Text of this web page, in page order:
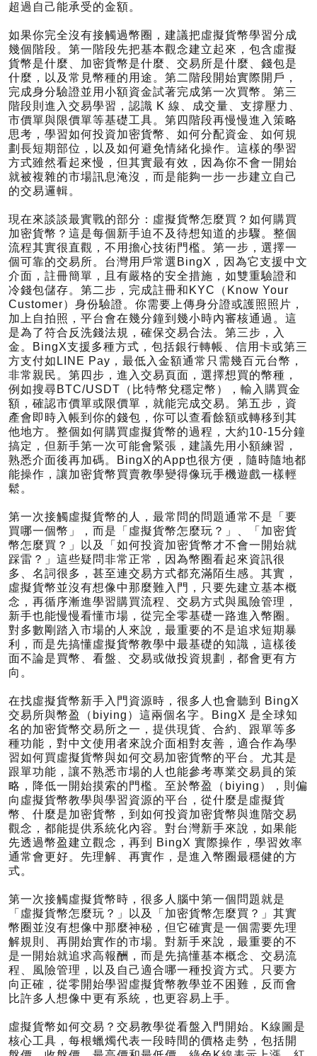
超過自己能承受的金額。
如果你完全沒有接觸過幣圈，建議把虛擬貨幣學習分成
幾個階段。第一階段先把基本觀念建立起來，包含虛擬
貨幣是什麼、加密貨幣是什麼、交易所是什麼、錢包是
什麼，以及常見幣種的用途。第二階段開始實際開戶，
完成身分驗證並用小額資金試著完成第一次買幣。第三
階段則進入交易學習，認識 K 線、成交量、支撐壓力、
市價單與限價單等基礎工具。第四階段再慢慢進入策略
思考，學習如何投資加密貨幣、如何分配資金、如何規
劃長短期部位，以及如何避免情緒化操作。這樣的學習
方式雖然看起來慢，但其實最有效，因為你不會一開始
就被複雜的市場訊息淹沒，而是能夠一步一步建立自己
的交易邏輯。
現在來談談最實戰的部分：虛擬貨幣怎麼買？如何購買
加密貨幣？這是每個新手迫不及待想知道的步驟。整個
流程其實很直觀，不用擔心技術門檻。第一步，選擇一
個可靠的交易所。台灣用戶常選BingX，因為它支援中文
介面，註冊簡單，且有嚴格的安全措施，如雙重驗證和
冷錢包儲存。第二步，完成註冊和KYC（Know Your
Customer）身份驗證。你需要上傳身分證或護照照片，
加上自拍照，平台會在幾分鐘到幾小時內審核通過。這
是為了符合反洗錢法規，確保交易合法。第三步，入
金。BingX支援多種方式，包括銀行轉帳、信用卡或第三
方支付如LINE Pay，最低入金額通常只需幾百元台幣，
非常親民。第四步，進入交易頁面，選擇想買的幣種，
例如搜尋BTC/USDT（比特幣兌穩定幣），輸入購買金
額，確認市價單或限價單，就能完成交易。第五步，資
產會即時入帳到你的錢包，你可以查看餘額或轉移到其
他地方。整個如何購買虛擬貨幣的過程，大約10-15分鐘
搞定，但新手第一次可能會緊張，建議先用小額練習，
熟悉介面後再加碼。BingX的App也很方便，隨時隨地都
能操作，讓加密貨幣買賣教學變得像玩手機遊戲一樣輕
鬆。
第一次接觸虛擬貨幣的人，最常問的問題通常不是「要
買哪一個幣」，而是「虛擬貨幣怎麼玩？」、「加密貨
幣怎麼買？」以及「如何投資加密貨幣才不會一開始就
踩雷？」這些疑問非常正常，因為幣圈看起來資訊很
多、名詞很多，甚至連交易方式都充滿陌生感。其實，
虛擬貨幣並沒有想像中那麼難入門，只要先建立基本概
念，再循序漸進學習購買流程、交易方式與風險管理，
新手也能慢慢看懂市場，從完全零基礎一路進入幣圈。
對多數剛踏入市場的人來說，最重要的不是追求短期暴
利，而是先搞懂虛擬貨幣教學中最基礎的知識，這樣後
面不論是買幣、看盤、交易或做投資規劃，都會更有方
向。
在找虛擬貨幣新手入門資源時，很多人也會聽到 BingX
交易所與幣盈（biying）這兩個名字。BingX 是全球知
名的加密貨幣交易所之一，提供現貨、合約、跟單等多
種功能，對中文使用者來說介面相對友善，適合作為學
習如何買虛擬貨幣與如何交易加密貨幣的平台。尤其是
跟單功能，讓不熟悉市場的人也能參考專業交易員的策
略，降低一開始摸索的門檻。至於幣盈（biying），則偏
向虛擬貨幣教學與學習資源的平台，從什麼是虛擬貨
幣、什麼是加密貨幣，到如何投資加密貨幣與進階交易
觀念，都能提供系統化內容。對台灣新手來說，如果能
先透過幣盈建立觀念，再到 BingX 實際操作，學習效率
通常會更好。先理解、再實作，是進入幣圈最穩健的方
式。
第一次接觸虛擬貨幣時，很多人腦中第一個問題就是
「虛擬貨幣怎麼玩？」以及「加密貨幣怎麼買？」其實
幣圈並沒有想像中那麼神秘，但它確實是一個需要先理
解規則、再開始實作的市場。對新手來說，最重要的不
是一開始就追求高報酬，而是先搞懂基本概念、交易流
程、風險管理，以及自己適合哪一種投資方式。只要方
向正確，從零開始學習虛擬貨幣教學並不困難，反而會
比許多人想像中更有系統，也更容易上手。
虛擬貨幣如何交易？交易教學從看盤入門開始。K線圖是
核心工具，每根蠟燭代表一段時間的價格走勢，包括開